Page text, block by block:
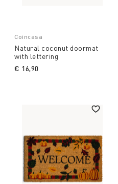
Coincasa
Natural coconut doormat
with lettering
€ 16,90